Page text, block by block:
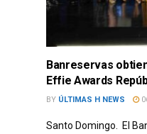
Banreservas
Effie Awards
BY ÚLTIMAS H NEWS
Santo Domingo. El